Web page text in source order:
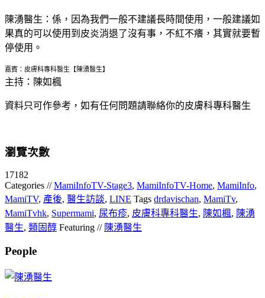
陳湧醫生： 係，因為我們一般不建議長時間使用，一般建議如
果真的可以使用到皮炎消退了沒有事，不紅不癢，其實就要暫
停使用。
嘉賓：皮膚科專科醫生【陳湧醫生】
主持：陳如楓
資料只可作參考，如有任何問題請聯絡你的皮膚科專科醫生
瀏覽次數
17182
Categories //MamiInfoTV-Stage3, MamiInfoTV-Home, MamiInfo,
MamiTV, 產後, 醫生訪談, LINE Tags drdavischan, MamiTv,
MamiTvhk, Supermami, 尿布疹, 皮膚科專科醫生, 陳如楓, 陳湧
醫生, 類固醇 Featuring // 陳湧醫生
People